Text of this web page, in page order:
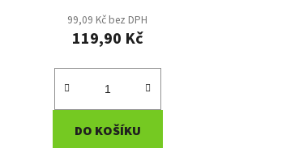
99,09 Kč bez DPH
119,90 Kč
DO KOŠÍKU